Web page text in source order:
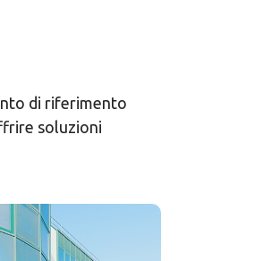
di riferimento
soluzioni